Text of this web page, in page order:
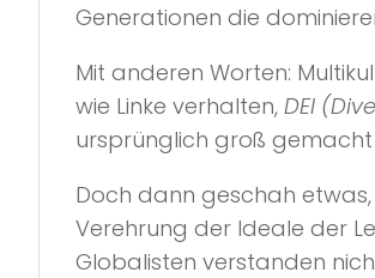
Generationen die
Mit anderen Worten:
wie Linke verhalten, DEI
ursprünglich groß
Doch dann geschah
Verehrung der Ideale der
Globalisten verstanden